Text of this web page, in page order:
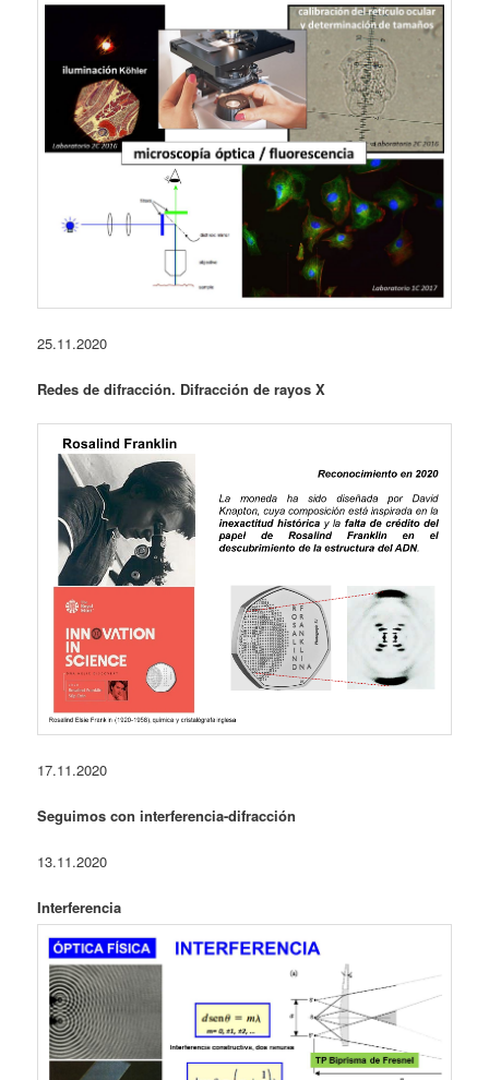
25.11.2020
Redes de difracción. Difracción de rayos X
17.11.2020
Seguimos con interferencia-difracción
13.11.2020
Interferencia